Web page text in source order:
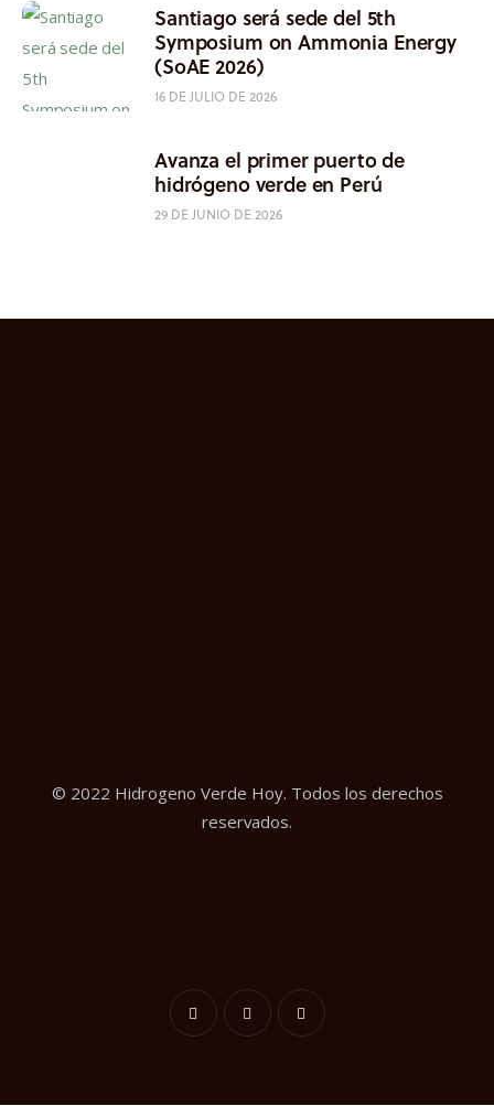
Santiago será sede del 5th
Symposium on Ammonia Energy
(SoAE 2026)
16 DE JULIO DE 2026
Avanza el primer puerto de
hidrógeno verde en Perú
29 DE JUNIO DE 2026
© 2022 Hidrogeno Verde Hoy. Todos los derechos
reservados.